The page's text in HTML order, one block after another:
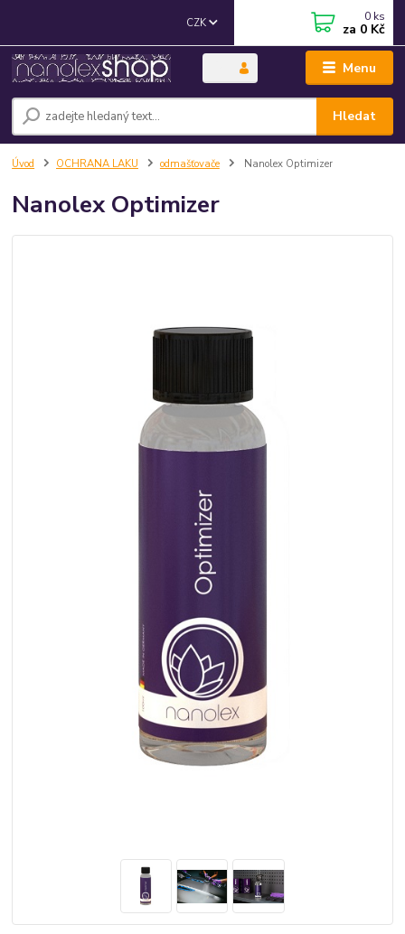
Menu
CZK
Hledat
0 ks
za 0 Kč
Úvod OCHRANA LAKU odmašťovače Nanolex Optimizer
Nanolex Optimizer